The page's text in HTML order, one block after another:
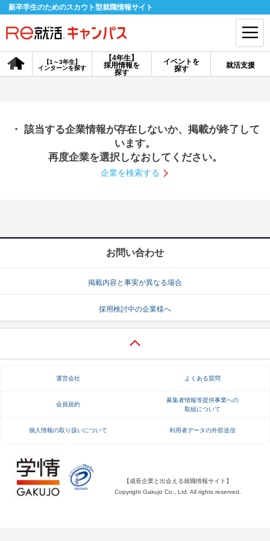
新卒学生のためのスカウト型就職情報サイト
【4年生】
採用情報を
探す
【1～3年生】
インターンを探す
イベントを
探す
就活支援
会員登録 ログイン
探す
【4年生】
説明会を探す
就活ノウハウ・サポート
就活ノウハウが満載！ お役立ち記事・相談室など
就活ニュースペーパー よくある質問
不明点があればこちら
・ 該当する企業情報が存在しないか、掲載が終了して
います。
再度企業を選択しなおしてください。
企業を検索する
お問い合わせ
掲載内容と事実が異なる場合
採用検討中の企業様へ
運営会社 よくある質問
会員規約
募集者情報等提供事業への
取組について
個人情報の取り扱いについて 利用者データの外部送信
【成長企業と出会える就職情報サイト】
Copyright Gakujo Co., Ltd. All rights reserved.